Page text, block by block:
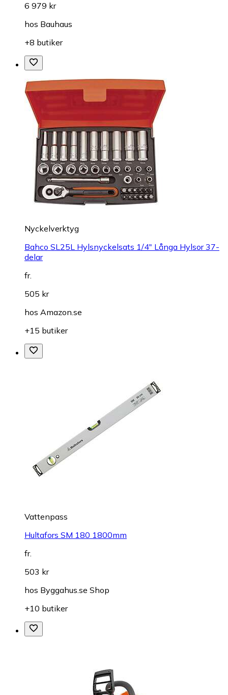
6 979 kr
hos Bauhaus
+8 butiker
Nyckelverktyg
Bahco SL25L Hylsnyckelsats 1/4" Långa Hylsor 37-
delar
fr.
505 kr
hos Amazon.se
+15 butiker
Vattenpass
Hultafors SM 180 1800mm
fr.
503 kr
hos Byggahus.se Shop
+10 butiker